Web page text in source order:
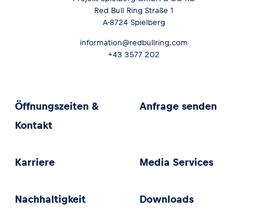
Red Bull Ring Straße 1
A-8724 Spielberg
information@redbullring.com
+43 3577 202
Öffnungszeiten &
Kontakt
Anfrage senden
Karriere Media Services
Nachhaltigkeit Downloads